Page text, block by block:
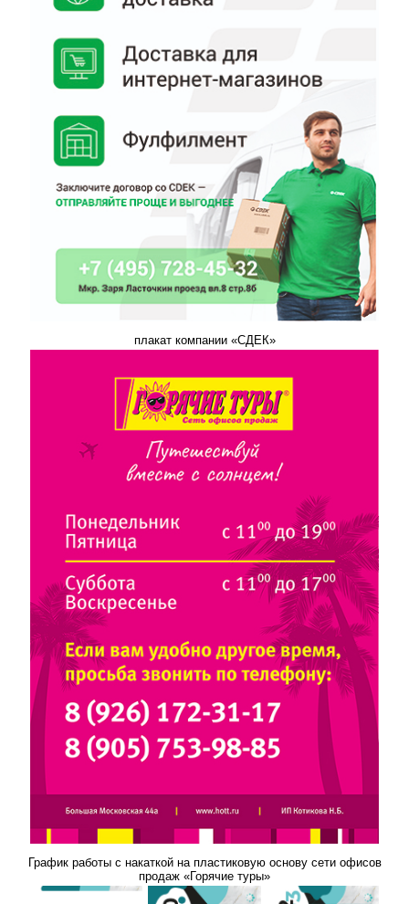
плакат компании «СДЕК»
График работы с накаткой на пластиковую основу сети офисов
продаж «Горячие туры»